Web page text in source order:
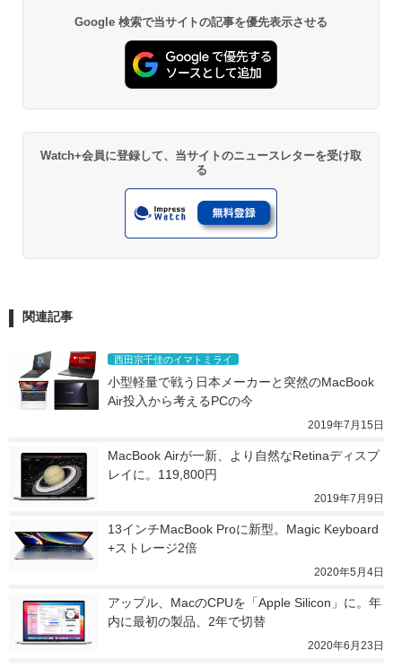
Google 検索で当サイトの記事を優先表示させる
Watch+会員に登録して、当サイトのニュースレターを受け取
る
関連記事
西田宗千佳のイマトミライ
小型軽量で戦う日本メーカーと突然のMacBook
Air投入から考えるPCの今
2019年7月15日
MacBook Airが一新、より自然なRetinaディスプ
レイに。119,800円
2019年7月9日
13インチMacBook Proに新型。Magic Keyboard
+ストレージ2倍
2020年5月4日
アップル、MacのCPUを「Apple Silicon」に。年
内に最初の製品、2年で切替
2020年6月23日